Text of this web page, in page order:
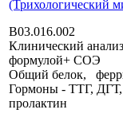
(Трихологический
В03.016.002
Клинический
формулой+ СОЭ
Общий белок,
Гормоны - ТТГ, ДГТ,
пролактин